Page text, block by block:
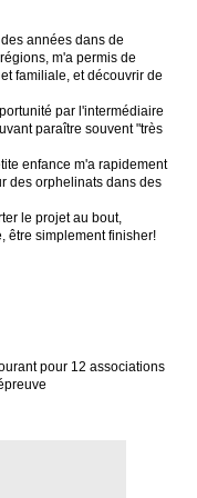
années dans de
m'a permis de
familiale, et découvrir de
par l'intermédiaire
paraître souvent "très
enfance m'a rapidement
des orphelinats dans des
le projet au bout,
être simplement finisher!
pour 12 associations